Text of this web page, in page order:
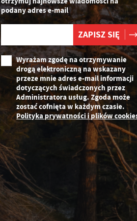
podany adres e-mail
Wyrażam zgodę na otrzymywanie
drogą elektroniczną na wskazany
przeze mnie adres e-mail informacji
dotyczących świadczonych przez
Administratora usług. Zgoda może
zostać cofnięta w każdym czasie.
Polityka prywatności i plików
przeglądanej witryny internetowej.
stronach podmiotów trzecich lub firm
dostawców usług. Firmy te działają
nasze treści w postaci wiadomości,